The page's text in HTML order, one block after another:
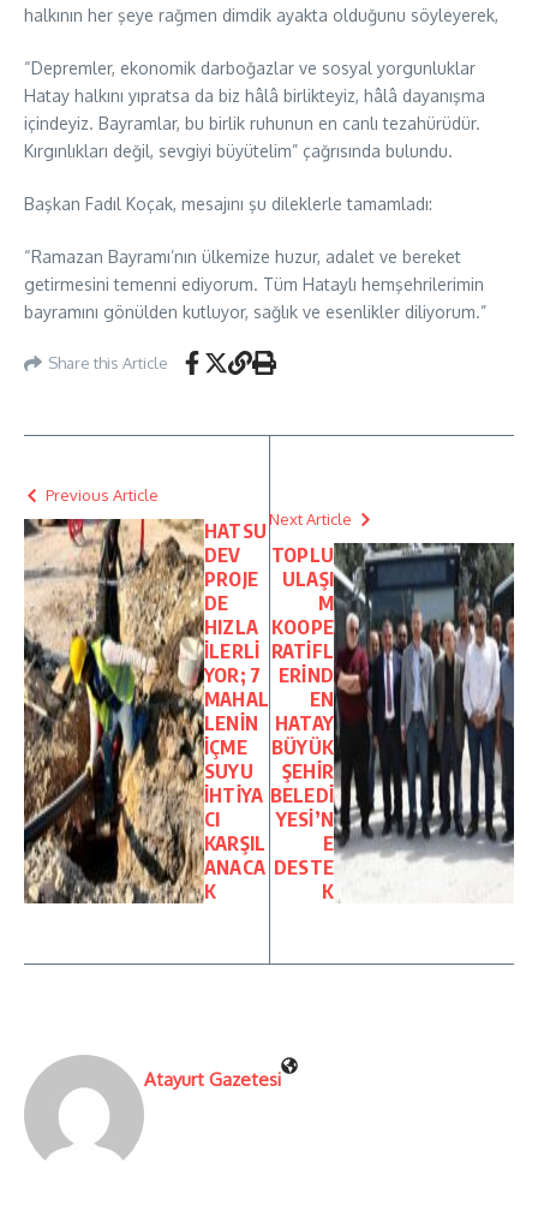
halkının her şeye rağmen dimdik ayakta olduğunu söyleyerek,
“Depremler, ekonomik darboğazlar ve sosyal yorgunluklar
Hatay halkını yıpratsa da biz hâlâ birlikteyiz, hâlâ dayanışma
içindeyiz. Bayramlar, bu birlik ruhunun en canlı tezahürüdür.
Kırgınlıkları değil, sevgiyi büyütelim” çağrısında bulundu.
Başkan Fadıl Koçak, mesajını şu dileklerle tamamladı:
“Ramazan Bayramı’nın ülkemize huzur, adalet ve bereket
getirmesini temenni ediyorum. Tüm Hataylı hemşehrilerimin
bayramını gönülden kutluyor, sağlık ve esenlikler diliyorum.”
Share this Article
Previous Article
HATSU
DEV
PROJE
DE
HIZLA
İLERLİ
YOR; 7
MAHAL
LENİN
İÇME
SUYU
İHTİYA
CI
KARŞIL
ANACA
K
Next Article
TOPLU
ULAŞI
M
KOOPE
RATİFL
ERİND
EN
HATAY
BÜYÜK
ŞEHİR
BELEDİ
YESİ’N
E
DESTE
K
Atayurt Gazetesi